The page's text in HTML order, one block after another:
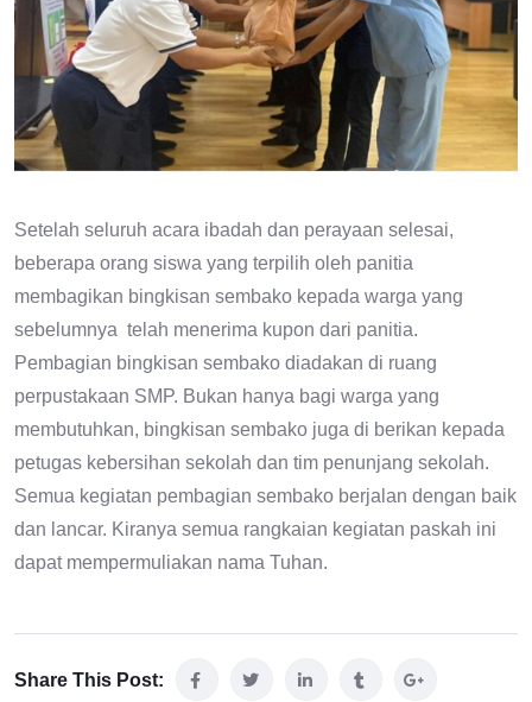
Setelah seluruh acara ibadah dan perayaan selesai,
beberapa orang siswa yang terpilih oleh panitia
membagikan bingkisan sembako kepada warga yang
sebelumnya telah menerima kupon dari panitia.
Pembagian bingkisan sembako diadakan di ruang
perpustakaan SMP. Bukan hanya bagi warga yang
membutuhkan, bingkisan sembako juga di berikan kepada
petugas kebersihan sekolah dan tim penunjang sekolah.
Semua kegiatan pembagian sembako berjalan dengan baik
dan lancar. Kiranya semua rangkaian kegiatan paskah ini
dapat mempermuliakan nama Tuhan.
Share This Post: